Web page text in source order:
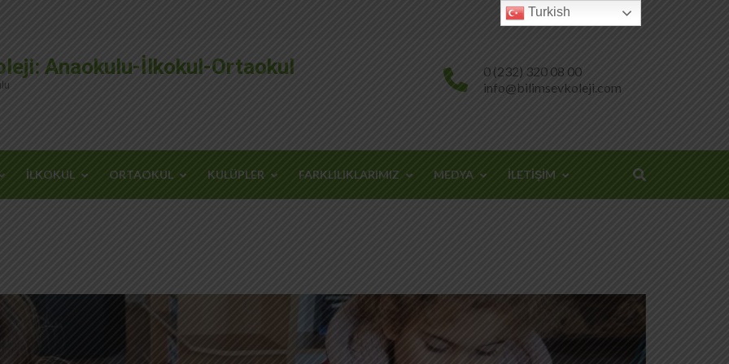
Anaokulu-İlkokul-Ortaokul
0 (232) 320 08 00
info@bilimsevkoleji.com
İLKOKUL ORTAOKUL KULÜPLER FARKLILIKLARIMIZ MEDYA İLETİŞİM
Turkish